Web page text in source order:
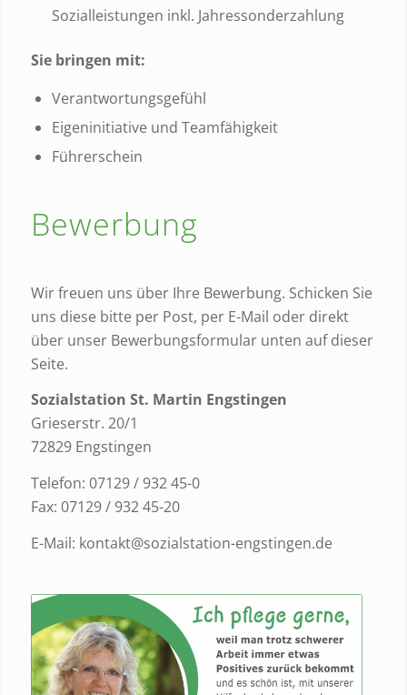
Sozialleistungen inkl. Jahressonderzahlung
Sie bringen mit:
Verantwortungsgefühl
Eigeninitiative und Teamfähigkeit
Führerschein
Bewerbung
Wir freuen uns über Ihre Bewerbung. Schicken Sie
uns diese bitte per Post, per E-Mail oder direkt
über unser Bewerbungsformular unten auf dieser
Seite.
Sozialstation St. Martin Engstingen
Grieserstr. 20/1
72829 Engstingen
Telefon: 07129 / 932 45-0
Fax: 07129 / 932 45-20
E-Mail: kontakt@sozialstation-engstingen.de